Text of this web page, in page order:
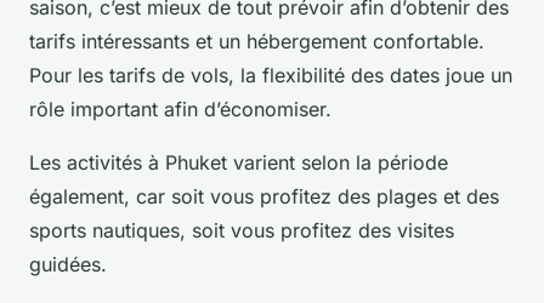
saison, c’est mieux de tout prévoir afin d’obtenir des
tarifs intéressants et un hébergement confortable.
Pour les tarifs de vols, la flexibilité des dates joue un
rôle important afin d’économiser.
Les activités à Phuket varient selon la période
également, car soit vous profitez des plages et des
sports nautiques, soit vous profitez des visites
guidées.